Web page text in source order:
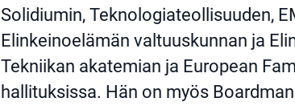
Solidiumin, Teknologiateollisuuden,
Elinkeinoelämän valtuuskunnan ja
Tekniikan akatemian ja European
hallituksissa. Hän on myös